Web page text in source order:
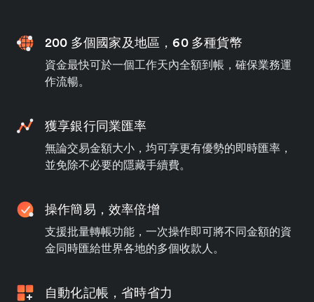
200 多個國家及地區，60 多種貨幣
資金最快可於一個工作天內全額到帳，確保業務運
作流暢。
獲享銀行同業匯率
無論交易金額大小，均可享更有優勢的即時匯率，
並免除不必要的隱藏手續費。
操作簡易，效率倍增
支援批量轉帳功能，一次操作即可將不同金額的資
金同時匯給世界各地的多個收款人。
自動化記帳，省時省力